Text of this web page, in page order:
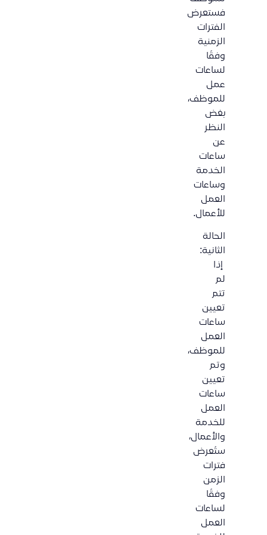
فستعرض
الفترات
الزمنية
وفقًا
لساعات
عمل
للموظف،
بغض
النظر
عن
ساعات
الخدمة
وساعات
العمل
للأعمال.
الحالة
الثانية:
إذا
لم
تتم
تعيين
ساعات
العمل
للموظف،
وتم
تعيين
ساعات
العمل
للخدمة
والأعمال،
ستُعرض
فترات
الزمن
وفقًا
لساعات
العمل